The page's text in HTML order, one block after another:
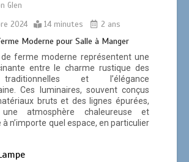
Glen
2024
14 minutes 2 ans
Moderne pour Salle à Manger
de ferme moderne représentent une
entre le charme rustique des
et l’élégance
Ces luminaires, souvent conçus
bruts et des lignes épurées,
atmosphère chaleureuse et
n’importe quel espace, en particulier